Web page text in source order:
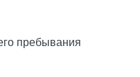
пребывания